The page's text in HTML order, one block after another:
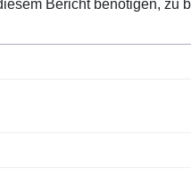
Bericht benötigen, zu